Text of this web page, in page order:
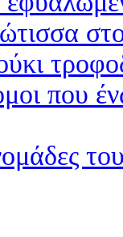
που